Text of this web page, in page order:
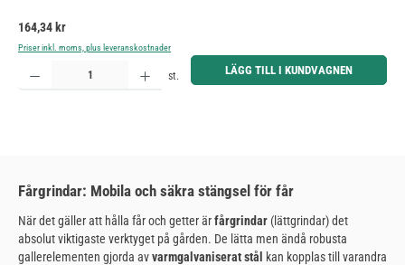
Ordinarie pris:
164,34 kr
Priser inkl. moms, plus leveranskostnader
Produktkvantitet: Ange önskat belopp eller använd knapparna för att öka eller minska kvantiteten.
st. LÄGG TILL I KUNDVAGNEN
Fårgrindar: Mobila och säkra stängsel för får
När det gäller att hålla får och getter ärfårgrindar (lättgrindar) det
absolut viktigaste verktyget på gården. De lätta men ändå robusta
gallerelementen gjorda avvarmgalvaniserat stål
kan kopplas till varandra